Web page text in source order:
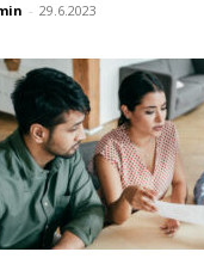
- 29.6.2023